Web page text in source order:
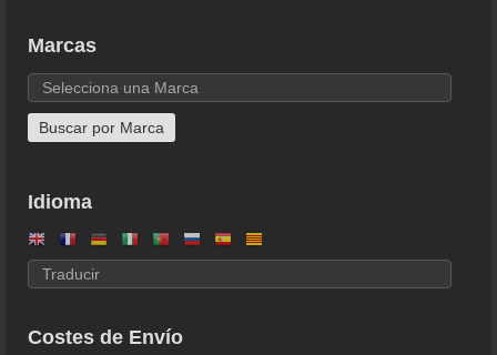
Marcas
Idioma
Costes de Envío